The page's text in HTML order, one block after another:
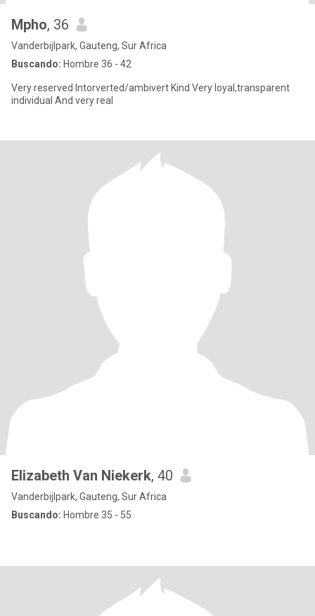
Mpho, 36
Vanderbijlpark, Gauteng, Sur Africa
Buscando: Hombre 36 - 42
Very reserved Intorverted/ambivert Kind Very loyal,transparent
individual And very real
Elizabeth Van Niekerk, 40
Vanderbijlpark, Gauteng, Sur Africa
Buscando: Hombre 35 - 55